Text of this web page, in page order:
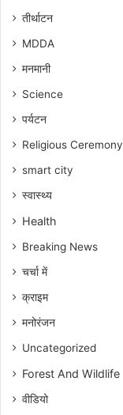
तीर्थाटन
MDDA
मनमानी
Science
पर्यटन
Religious Ceremony
smart city
स्वास्थ्य
Health
Breaking News
चर्चा में
क्राइम
मनोरंजन
Uncategorized
Forest And Wildlife
वीडियो